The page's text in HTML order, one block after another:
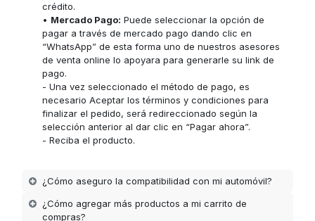
crédito.
• Mercado Pago: Puede seleccionar la opción de
pagar a través de mercado pago dando clic en
“WhatsApp” de esta forma uno de nuestros asesores
de venta online lo apoyara para generarle su link de
pago.
- Una vez seleccionado el método de pago, es
necesario Aceptar los términos y condiciones para
finalizar el pedido, será redireccionado según la
selección anterior al dar clic en “Pagar ahora”.
- Reciba el producto.
¿Cómo aseguro la compatibilidad con mi automóvil?
¿Cómo agregar más productos a mi carrito de
compras?